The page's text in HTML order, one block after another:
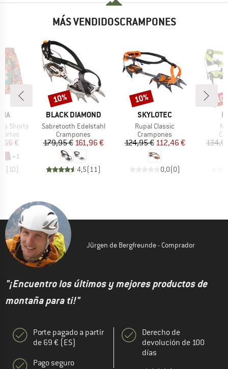
MÁS VENDIDOSCRAMPONES
Shorts
reducido
€
+1
( 10)
MARCA
BLACK DIAMOND
Artículo
Sabretooth Edelstahl
Product group
Crampones
Precio
179,95 €Precio reducido
161,96 €
4,5( 11)
Descuento
10%
MARCA
SKYLOTEC
Artículo
Rupal Classic
Product group
Crampones
Precio
124,95 €Precio reducido
112,46 €
0,0(0)
Descuento
10%
Jürgen de Bergfreunde - Comprador
"¡Encuentro los últimos y mejores productos de
montaña para ti!"
Porte pagado a partir
de 69 € (ES)
Pago seguro
Derecho de
devolución de 100
días